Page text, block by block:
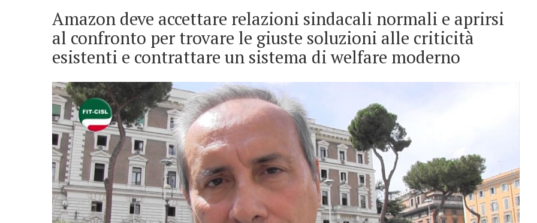
Amazon deve accettare relazioni sindacali normali e aprirsi
al confronto per trovare le giuste soluzioni alle criticità
esistenti e contrattare un sistema di welfare moderno